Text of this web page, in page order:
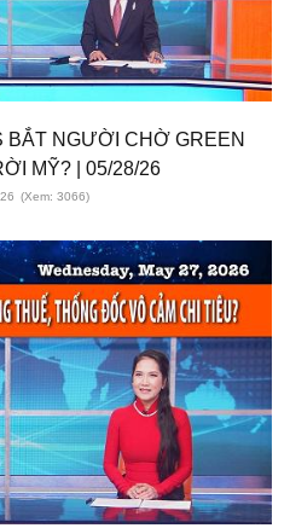
BẮT NGƯỜI CHỜ GREEN
MỸ? | 05/28/26
(Xem: 3066)